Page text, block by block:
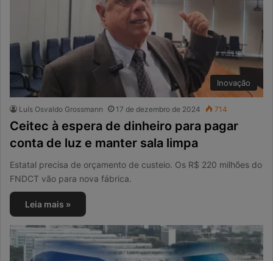
Inovação
Luís Osvaldo Grossmann 17 de dezembro de 2024 714
Ceitec à espera de dinheiro para pagar
conta de luz e manter sala limpa
Estatal precisa de orçamento de custeio. Os R$ 220 milhões do
FNDCT vão para nova fábrica.
Leia mais »